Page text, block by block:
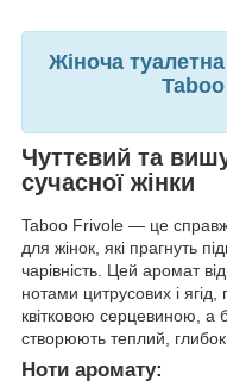
Жіноча
Чуттєвий та
сучасної жінки
Taboo Frivole — це
для жінок, які прагнуть
чарівність. Цей аромат
нотами цитрусових і
квітковою серцевиною, а
створюють теплий,
Ноти аромату: